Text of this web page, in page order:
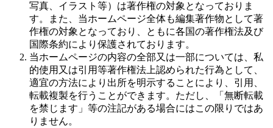
写真、イラスト等）は著作権の対象となっておりま
す。また、当ホームページ全体も編集著作物として著
作権の対象となっており、ともに各国の著作権法及び
国際条約により保護されております。
当ホームページの内容の全部又は一部については、私
的使用又は引用等著作権法上認められた行為として、
適宜の方法により出所を明示することにより、引用、
転載複製を行うことができます。ただし、「無断転載
を禁じます」等の注記がある場合にはこの限りではあ
りません。